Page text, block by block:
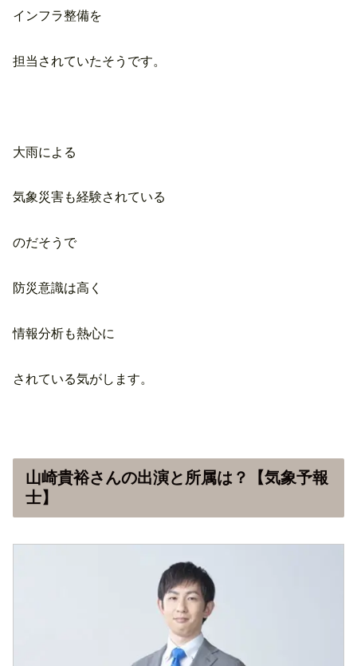
インフラ整備を
担当されていたそうです。
大雨による
気象災害も経験されている
のだそうで
防災意識は高く
情報分析も熱心に
されている気がします。
山崎貴裕さんの出演と所属は？【気象予報
士】